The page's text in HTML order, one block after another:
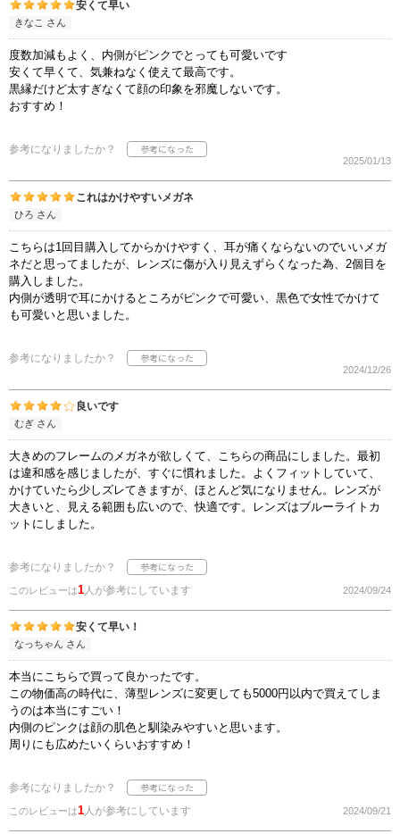
安くて早い
きなこ さん
度数加減もよく、内側がピンクでとっても可愛いです
安くて早くて、気兼ねなく使えて最高です。
黒縁だけど太すぎなくて顔の印象を邪魔しないです。
おすすめ！
参考になりましたか？
2025/01/13
これはかけやすいメガネ
ひろ さん
こちらは1回目購入してからかけやすく、耳が痛くならないのでいいメガ
ネだと思ってましたが、レンズに傷が入り見えずらくなった為、2個目を
購入しました。
内側が透明で耳にかけるところがピンクで可愛い、黒色で女性でかけて
も可愛いと思いました。
参考になりましたか？
2024/12/26
良いです
むぎ さん
大きめのフレームのメガネが欲しくて、こちらの商品にしました。最初
は違和感を感じましたが、すぐに慣れました。よくフィットしていて、
かけていたら少しズレてきますが、ほとんど気になりません。レンズが
大きいと、見える範囲も広いので、快適です。レンズはブルーライトカ
ットにしました。
参考になりましたか？
このレビューは1人が参考にしています 2024/09/24
安くて早い！
なっちゃん さん
本当にこちらで買って良かったです。
この物価高の時代に、薄型レンズに変更しても5000円以内で買えてしま
うのは本当にすごい！
内側のピンクは顔の肌色と馴染みやすいと思います。
周りにも広めたいくらいおすすめ！
参考になりましたか？
このレビューは1人が参考にしています 2024/09/21